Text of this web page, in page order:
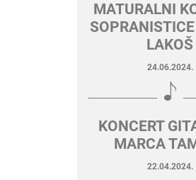
MATURALNI
LAKOŠ
24.06.2024.
KONCERT
MARCA
22.04.2024.